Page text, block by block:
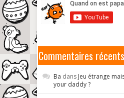
Commentaires récents
Ba dans Jeu étrange
your daddy ?